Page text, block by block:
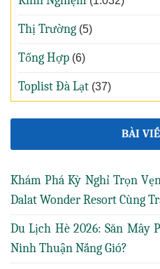
Thị Trường (5)
Tổng Hợp (6)
Toplist Đà Lạt (37)
BÀI
Khám Phá Kỳ Nghỉ Trọn
Dalat Wonder Resort Cùng
Du Lịch Hè 2026: Săn Mây
Ninh Thuận Nắng Gió?